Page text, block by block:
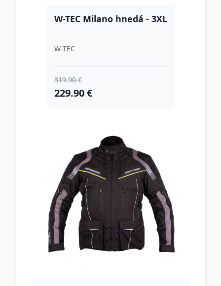
W-TEC Milano hnedá - 3XL
W-TEC
319.90 €
229.90 €